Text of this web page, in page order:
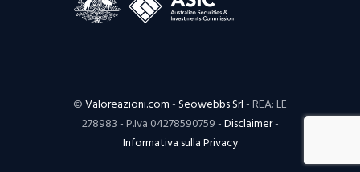
©Valoreazioni.com-Seowebbs Srl- REA: LE
278983 - P.Iva 04278590759 -Disclaimer-
Informativa sulla Privacy